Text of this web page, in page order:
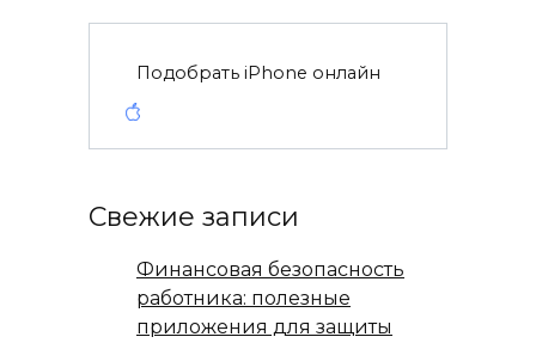
Подобрать iPhone онлайн
Свежие записи
Финансовая безопасность
работника: полезные
приложения для защиты